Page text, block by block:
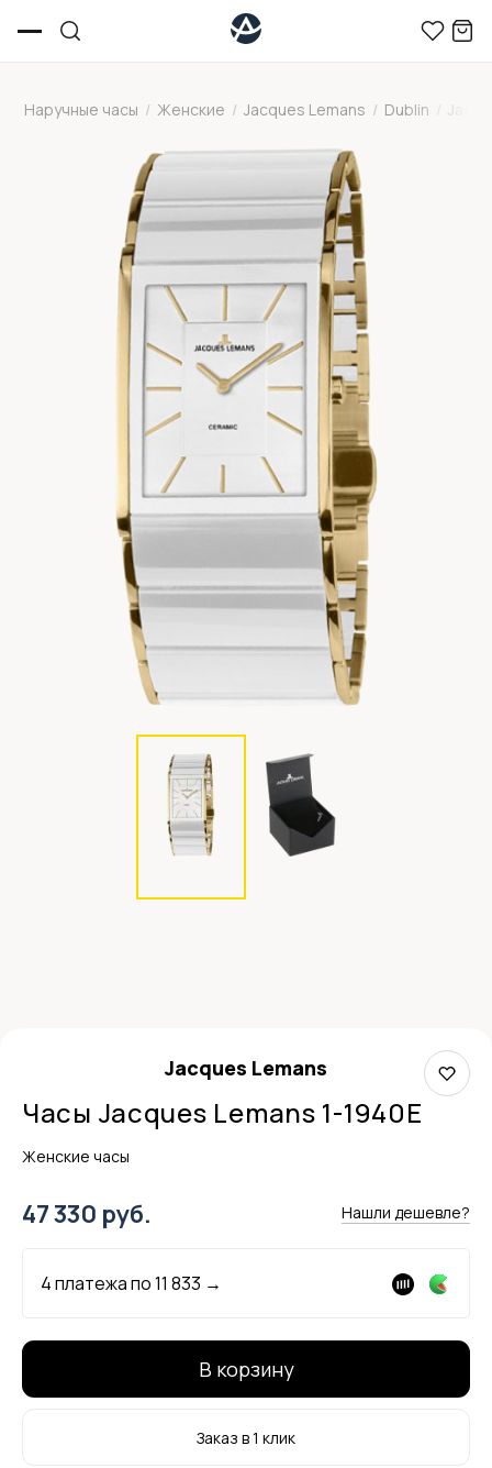
Наручные часы / Женские / Jacques Lemans / Dublin
Jacques Lemans
Часы Jacques Lemans 1-1940E
Женские часы
47 330 руб. Нашли дешевле?
4 платежа по11 833 →
В корзину
Заказ в 1 клик